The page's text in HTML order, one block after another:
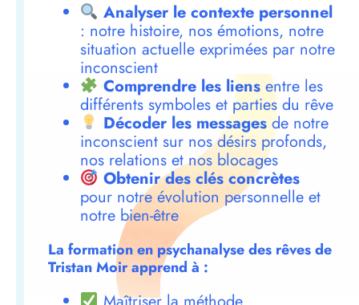
Analyser le contexte personnel
: notre histoire, nos émotions, notre
situation actuelle exprimées par notre
inconscient
Comprendre les liensentre les
différents symboles et parties du rêve
Décoder les messagesde notre
inconscient sur nos désirs profonds,
nos relations et nos blocages
Obtenir des clés concrètes
pour notre évolution personnelle et
notre bien-être
La formation en psychanalyse des rêves de
Tristan Moir apprend à :